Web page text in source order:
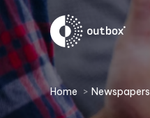
You are here:
Home Newspapers